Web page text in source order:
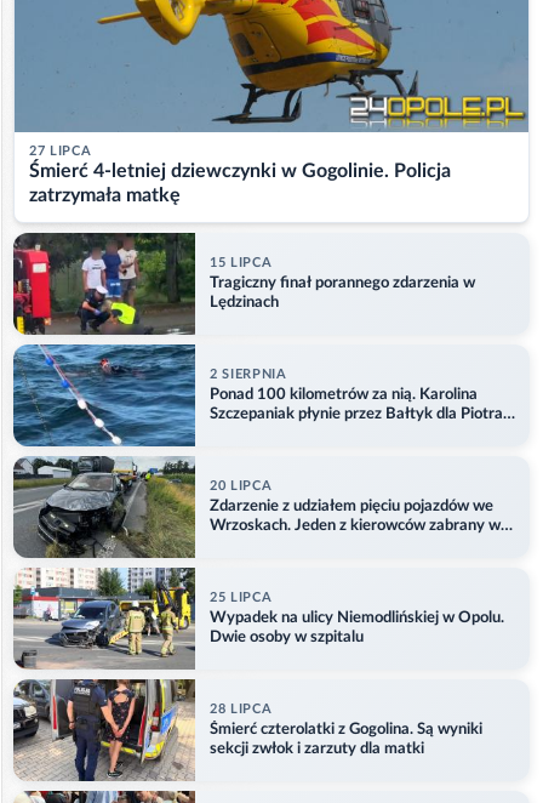
27 LIPCA
Śmierć 4-letniej dziewczynki w Gogolinie. Policja
zatrzymała matkę
15 LIPCA
Tragiczny finał porannego zdarzenia w
Lędzinach
2 SIERPNIA
Ponad 100 kilometrów za nią. Karolina
Szczepaniak płynie przez Bałtyk dla Piotra.
20 LIPCA
Zdarzenie z udziałem pięciu pojazdów we
Wrzoskach. Jeden z kierowców zabrany w
25 LIPCA
Wypadek na ulicy Niemodlińskiej w Opolu.
Dwie osoby w szpitalu
28 LIPCA
Śmierć czterolatki z Gogolina. Są wyniki
sekcji zwłok i zarzuty dla matki